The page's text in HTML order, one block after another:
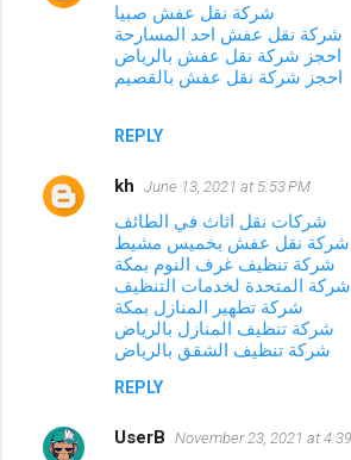
شركة نقل عفش صبيا
شركة نقل عفش احد المسارحة
احجز شركة نقل عفش بالرياض
احجز شركة نقل عفش بالقصيم
REPLY
kh June 13, 2021 at 5:53 PM
شركات نقل اثاث في الطائف
شركة نقل عفش بخميس مشيط
شركة تنظيف غرف النوم بمكة
شركة المتحدة لخدمات التنظيف
شركة تطهير المنازل بمكة
شركة تنظيف المنازل بالرياض
شركة تنظيف الشقق بالرياض
REPLY
UserB November 23, 2021 at